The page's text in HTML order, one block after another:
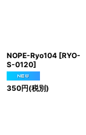
NOPE-Ryo104 [RYO-
S-0120]
350円(税別)